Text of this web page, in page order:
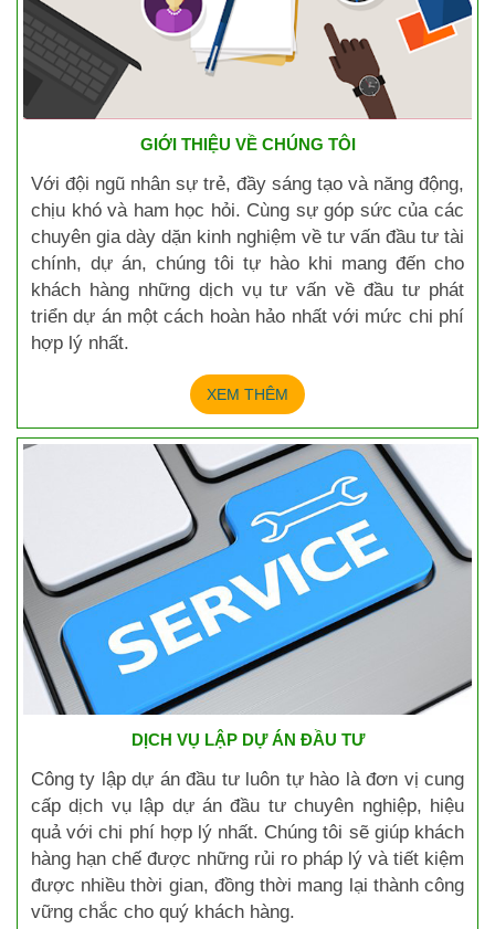
GIỚI THIỆU VỀ CHÚNG TÔI
Với đội ngũ nhân sự trẻ, đầy sáng tạo và năng động,
chịu khó và ham học hỏi. Cùng sự góp sức của các
chuyên gia dày dặn kinh nghiệm về tư vấn đầu tư tài
chính, dự án, chúng tôi tự hào khi mang đến cho
khách hàng những dịch vụ tư vấn về đầu tư phát
triển dự án một cách hoàn hảo nhất với mức chi phí
hợp lý nhất.
XEM THÊM
DỊCH VỤ LẬP DỰ ÁN ĐẦU TƯ
Công ty lập dự án đầu tư luôn tự hào là đơn vị cung
cấp dịch vụ lập dự án đầu tư chuyên nghiệp, hiệu
quả với chi phí hợp lý nhất. Chúng tôi sẽ giúp khách
hàng hạn chế được những rủi ro pháp lý và tiết kiệm
được nhiều thời gian, đồng thời mang lại thành công
vững chắc cho quý khách hàng.